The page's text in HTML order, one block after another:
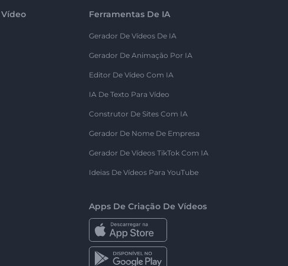
Ferramentas De IA
Gerador De Vídeos De IA
Gerador De Animação Por IA
Editor De Vídeo Com IA
IA De Texto Para Vídeo
Construtor De Sites Com IA
Gerador De Nome De Empresa
Gerador De Vídeos TikTok Com IA
Ideias De Vídeos Para YouTube
Apps De Criação De Vídeos